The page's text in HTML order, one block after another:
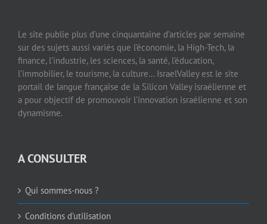
Le site publie plus d’une cinquantaine d’articles par semaine
sur des sujets aussi variés que l’économie, la High-Tech, la
finance, l’industrie, les sciences, la santé, l’éducation,
l’immobilier, le tourisme, la culture… IsraelValley est le site
portail de langue française de la Silicon Valley israélienne et
a pour objectif de promouvoir l’innovation israélienne et son
dynamisme.
A CONSULTER
Qui sommes-nous ?
Conditions d’utilisation